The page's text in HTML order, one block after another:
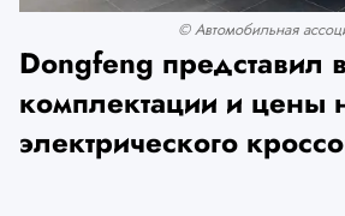
© Автомобильная
Dongfeng представил
комплектации и цены
электрического